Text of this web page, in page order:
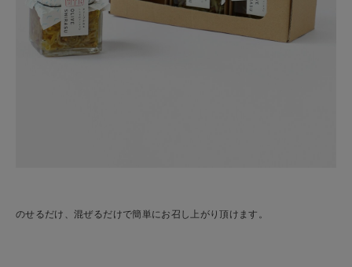
のせるだけ、混ぜるだけで簡単にお召し上がり頂けます。